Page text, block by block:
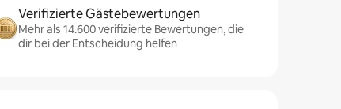
Verifizierte Gästebewertungen
Mehr als 14.600 verifizierte Bewertungen, die
dir bei der Entscheidung helfen